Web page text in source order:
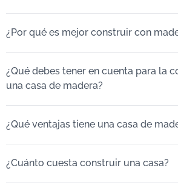
¿Por qué es mejor construir con
¿Qué debes tener en cuenta para la
una casa de madera?
¿Qué ventajas tiene una casa de
¿Cuánto cuesta construir una casa?